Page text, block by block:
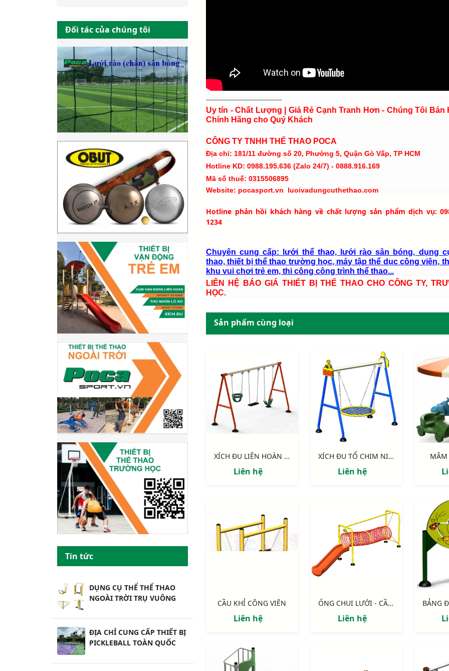
Đối tác của chúng tôi
Tin tức
DỤNG CỤ THỂ THỂ THAO
NGOÀI TRỜI TRỤ VUÔNG
ĐỊA CHỈ CUNG CẤP THIẾT BỊ
PICKLEBALL TOÀN QUỐC
--------------------------------------
Uy tín - Chất Lượng | Giá Rẻ Cạnh Tranh Hơn - Chúng Tôi Bán
Chính Hãng cho Quý Khách
CÔNG TY TNHH THỂ THAO POCA
Địa chỉ: 181/11 đường số 20, Phường 5, Quận Gò Vấp, TP HCM
Hotline KD: 0988.195.636 (Zalo 24/7) - 0888.916.169
Mã số thuế: 0315506895
Website: pocasport.vn luoivadungcuthethao.com
Hotline phản hồi khách hàng về chất lượng sản phẩm dịch vụ:
1234
Chuyên cung cấp: lưới thể thao, lưới rào sân bóng, dụng
thao, thiết bị thể thao trường học, máy tập thể dục công viên,
khu vui chơi trẻ em, thi công công trình thể thao...
LIÊN HỆ BÁO GIÁ THIẾT BỊ THỂ THAO CHO CÔNG TY,
HỌC.
Sản phẩm cùng loại
XÍCH ĐU LIÊN HOÀN 3 GHẾ NIK734447 - N
Liên hệ
XÍCH ĐU TỔ CHIM NIK7101
Liên hệ
MÂM
CẦU KHỈ CÔNG VIÊN
Liên hệ
ỐNG CHUI LƯỚI - CẦU TRƯỢT NIK7001
Liên hệ